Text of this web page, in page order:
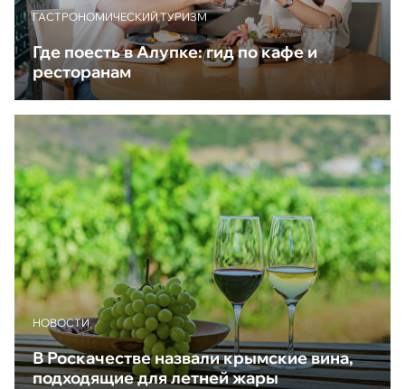
ГАСТРОНОМИЧЕСКИЙ ТУРИЗМ
Где поесть в Алупке: гид по кафе и
ресторанам
НОВОСТИ
В Роскачестве назвали крымские вина,
подходящие для летней жары